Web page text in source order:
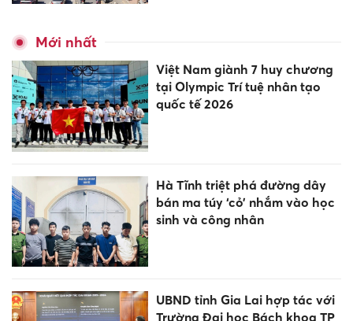
Mới nhất
Việt Nam giành 7 huy chương
tại Olympic Trí tuệ nhân tạo
quốc tế 2026
Hà Tĩnh triệt phá đường dây
bán ma túy ‘cỏ’ nhắm vào học
sinh và công nhân
UBND tỉnh Gia Lai hợp tác với
Trường Đại học Bách khoa TP